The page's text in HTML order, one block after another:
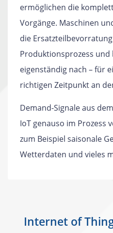
ermöglichen die
Vorgänge. Maschinen
die
Produktionsprozess und
eigenständig nach – für
richtigen Zeitpunkt an
Demand-Signale aus
IoT genauso im Prozess
zum Beispiel saisonale
Wetterdaten und vieles
Internet of